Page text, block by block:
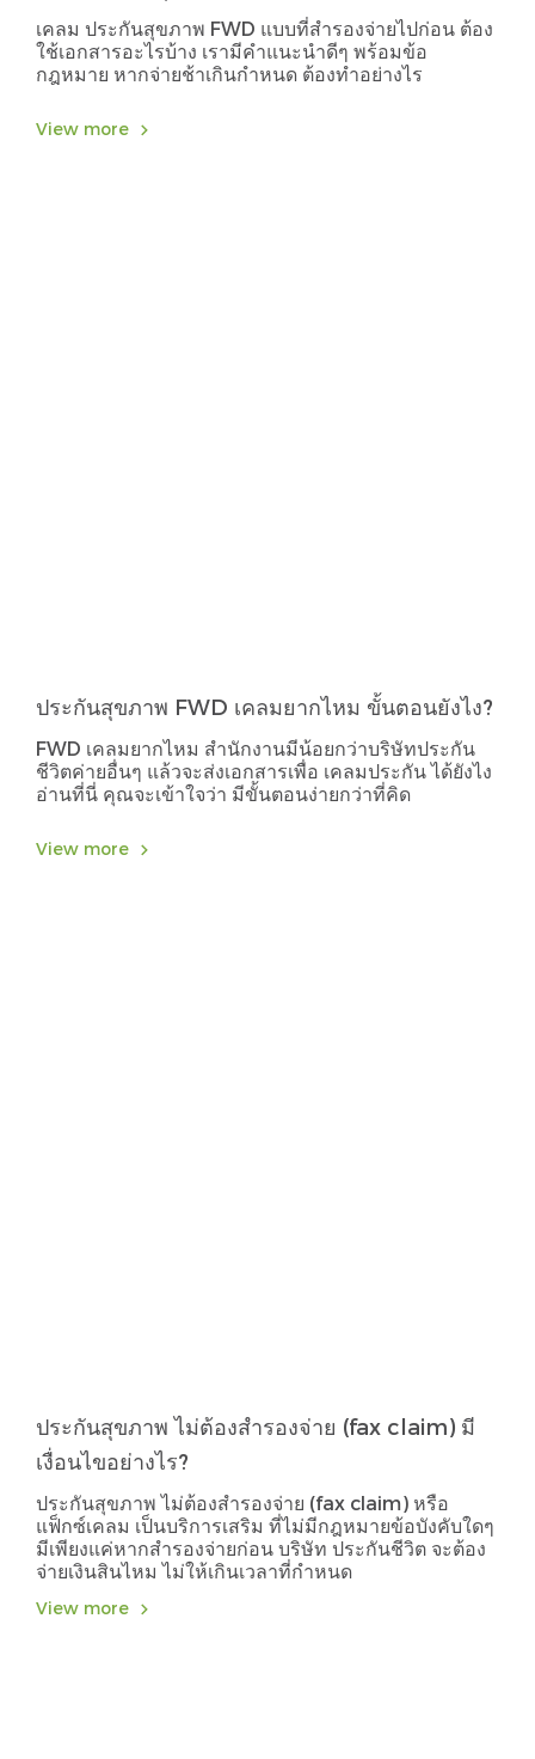
เคลม ประกันสุขภาพ FWD แบบที่สำรองจ่ายไปก่อน ต้อง
ใช้เอกสารอะไรบ้าง เรามีคำแนะนำดีๆ พร้อมข้อ
กฎหมาย หากจ่ายช้าเกินกำหนด ต้องทำอย่างไร
View more
ประกันสุขภาพ FWD เคลมยากไหม ขั้นตอนยังไง?
FWD เคลมยากไหม สำนักงานมีน้อยกว่าบริษัทประกัน
ชีวิตค่ายอื่นๆ แล้วจะส่งเอกสารเพื่อ เคลมประกัน ได้ยังไง
อ่านที่นี่ คุณจะเข้าใจว่า มีขั้นตอนง่ายกว่าที่คิด
View more
ประกันสุขภาพ ไม่ต้องสำรองจ่าย (fax claim) มี
เงื่อนไขอย่างไร?
ประกันสุขภาพ ไม่ต้องสำรองจ่าย (fax claim) หรือ
แฟ็กซ์เคลม เป็นบริการเสริม ที่ไม่มีกฎหมายข้อบังคับใดๆ
มีเพียงแค่หากสำรองจ่ายก่อน บริษัท ประกันชีวิต จะต้อง
จ่ายเงินสินไหม ไม่ให้เกินเวลาที่กำหนด
View more